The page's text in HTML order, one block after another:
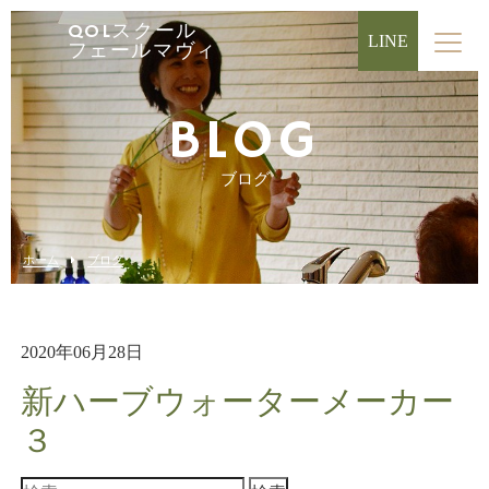
QOLスクール
フェールマヴィ
LINE
BLOG
ブログ
ホーム ブログ
2020年06月28日
新ハーブウォーターメーカー
３